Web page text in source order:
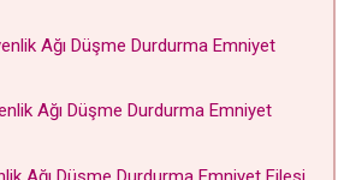
Ağı Düşme Durdurma Emniyet
Ağı Düşme Durdurma Emniyet